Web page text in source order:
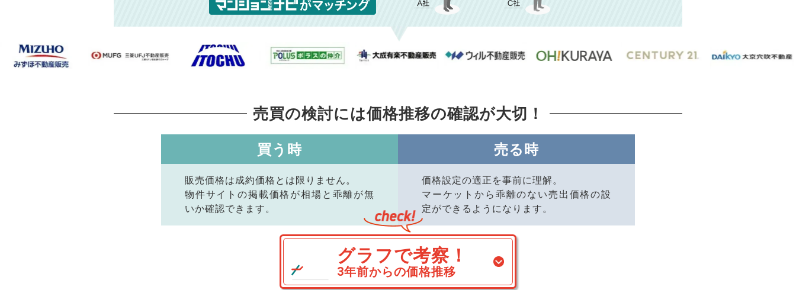
売買の検討には価格推移の確認が大切！
買う時
販売価格は成約価格とは限りません。
物件サイトの掲載価格が相場と乖離が無
いか確認できます。
売る時
価格設定の適正を事前に理解。
マーケットから乖離のない売出価格の設
定ができるようになります。
グラフで考察！
3年前からの価格推移